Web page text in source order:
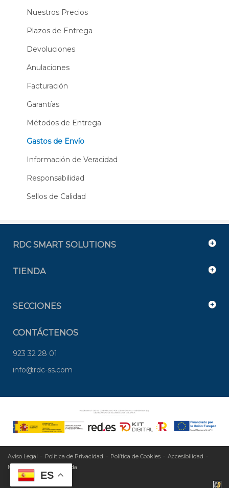
ES
Nuestros Precios
Plazos de Entrega
Devoluciones
Anulaciones
Facturación
Garantías
Métodos de Entrega
Gastos de Envío
Información de Veracidad
Responsabilidad
Sellos de Calidad
RDC SMART SOLUTIONS
TIENDA
SECCIONES
CONTÁCTENOS
923 32 28 01
info@rdc-ss.com
Aviso Legal - Política de Privacidad - Política de Cookies - Accesibilidad -
Mapa Web - Área privada